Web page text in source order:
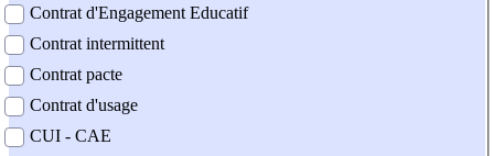
Contrat d'Engagement Educatif
Contrat intermittent
Contrat pacte
Contrat d'usage
CUI - CAE